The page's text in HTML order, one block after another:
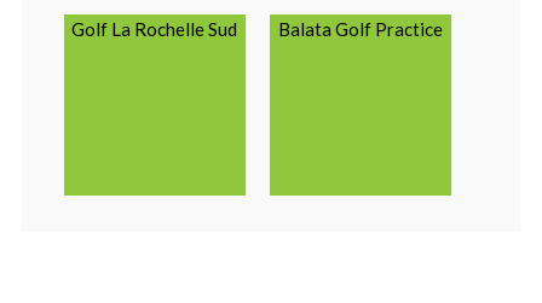
Golf La Rochelle Sud Balata Golf Practice